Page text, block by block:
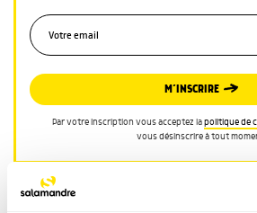
M’INSCRIRE
Par votre inscription vous acceptez la politique de
vous désinscrire à tout